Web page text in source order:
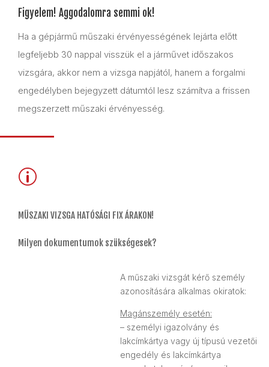
Figyelem! Aggodalomra semmi ok!
Ha a gépjármű műszaki érvényességének lejárta előtt
legfeljebb 30 nappal visszük el a járművet időszakos
vizsgára, akkor nem a vizsga napjától, hanem a forgalmi
engedélyben bejegyzett dátumtól lesz számítva a frissen
megszerzett műszaki érvényesség.
p
MŰSZAKI VIZSGA HATÓSÁGI FIX ÁRAKON!
Milyen dokumentumok szükségesek?
A műszaki vizsgát kérő személy
azonosítására alkalmas okiratok:
Magánszemély esetén:
– személyi igazolvány és
lakcímkártya vagy új típusú vezetői
engedély és lakcímkártya